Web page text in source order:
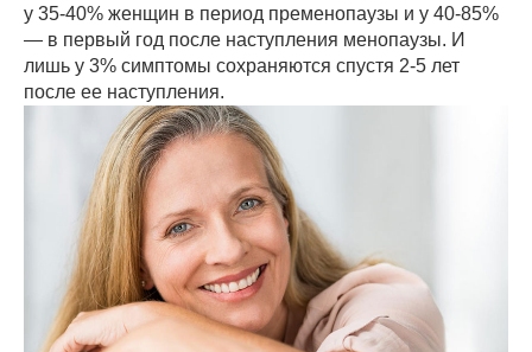
у 35-40% женщин в период пременопаузы и у 40-85%
— в первый год после наступления менопаузы. И
лишь у 3% симптомы сохраняются спустя 2-5 лет
после ее наступления.